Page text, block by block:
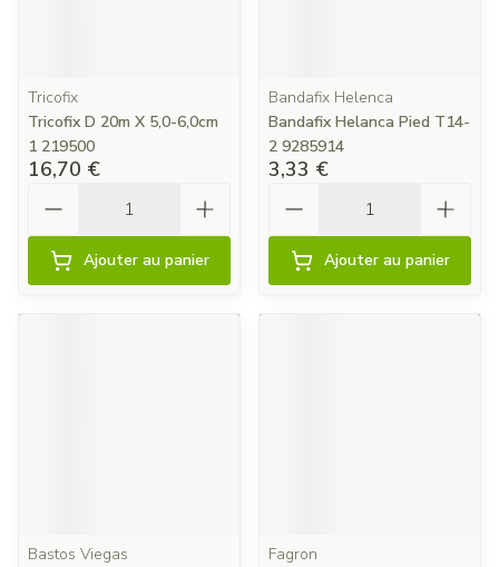
Tricofix
Tricofix D 20m X 5,0-6,0cm
1 219500
16,70 €
Ajouter au panier
Bandafix Helenca
Bandafix Helanca Pied T14-
2 9285914
3,33 €
Ajouter au panier
Bastos Viegas
Fagron